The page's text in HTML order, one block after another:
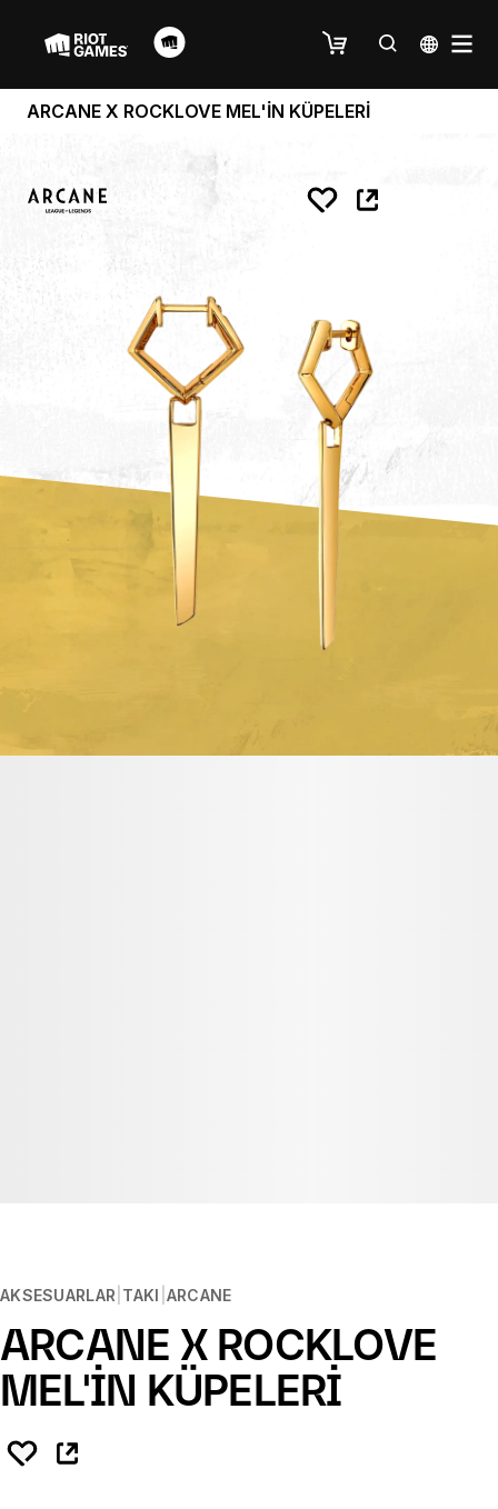
ARCANE X ROCKLOVE MEL'İN KÜPELERİ
AKSESUARLAR TAKI ARCANE
ARCANE X ROCKLOVE
MEL'İN KÜPELERİ